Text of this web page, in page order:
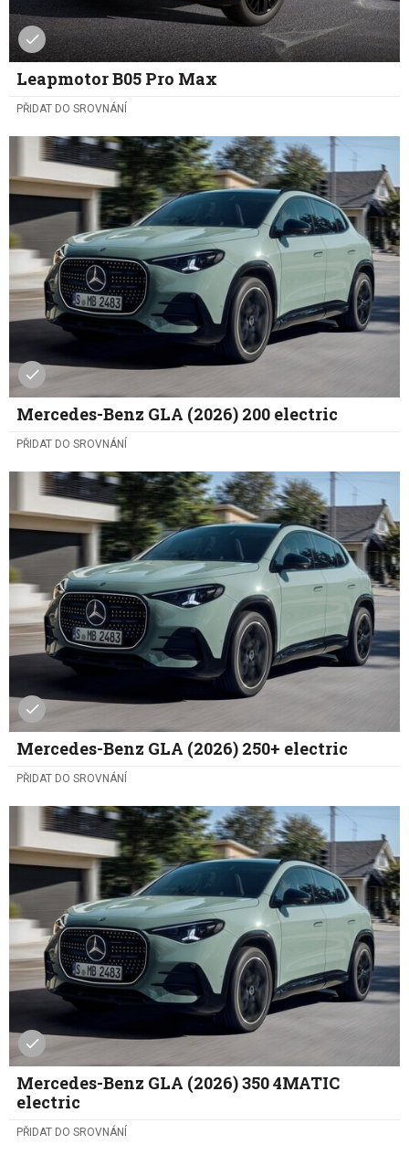
Leapmotor B05 Pro Max
PŘIDAT DO SROVNÁNÍ
Mercedes-Benz GLA (2026) 200 electric
PŘIDAT DO SROVNÁNÍ
Mercedes-Benz GLA (2026) 250+ electric
PŘIDAT DO SROVNÁNÍ
Mercedes-Benz GLA (2026) 350 4MATIC
electric
PŘIDAT DO SROVNÁNÍ